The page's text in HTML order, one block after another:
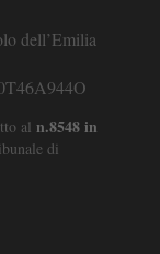
dell’Emilia
al n.8548 in
di